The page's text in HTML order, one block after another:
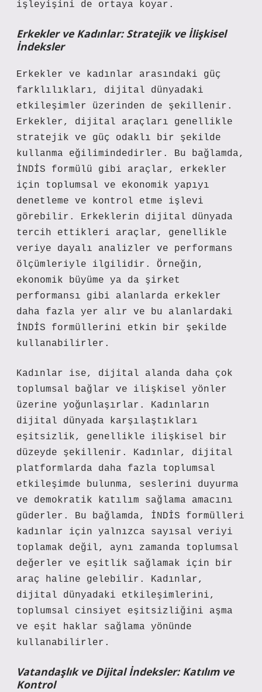
işleyişini de ortaya koyar.
Erkekler ve Kadınlar: Stratejik ve İlişkisel
İndeksler
Erkekler ve kadınlar arasındaki güç
farklılıkları, dijital dünyadaki
etkileşimler üzerinden de şekillenir.
Erkekler, dijital araçları genellikle
stratejik ve güç odaklı bir şekilde
kullanma eğilimindedirler. Bu bağlamda,
İNDİS formülü gibi araçlar, erkekler
için toplumsal ve ekonomik yapıyı
denetleme ve kontrol etme işlevi
görebilir. Erkeklerin dijital dünyada
tercih ettikleri araçlar, genellikle
veriye dayalı analizler ve performans
ölçümleriyle ilgilidir. Örneğin,
ekonomik büyüme ya da şirket
performansı gibi alanlarda erkekler
daha fazla yer alır ve bu alanlardaki
İNDİS formüllerini etkin bir şekilde
kullanabilirler.
Kadınlar ise, dijital alanda daha çok
toplumsal bağlar ve ilişkisel yönler
üzerine yoğunlaşırlar. Kadınların
dijital dünyada karşılaştıkları
eşitsizlik, genellikle ilişkisel bir
düzeyde şekillenir. Kadınlar, dijital
platformlarda daha fazla toplumsal
etkileşimde bulunma, seslerini duyurma
ve demokratik katılım sağlama amacını
güderler. Bu bağlamda, İNDİS formülleri
kadınlar için yalnızca sayısal veriyi
toplamak değil, aynı zamanda toplumsal
değerler ve eşitlik sağlamak için bir
araç haline gelebilir. Kadınlar,
dijital dünyadaki etkileşimlerini,
toplumsal cinsiyet eşitsizliğini aşma
ve eşit haklar sağlama yönünde
kullanabilirler.
Vatandaşlık ve Dijital İndeksler: Katılım ve
Kontrol